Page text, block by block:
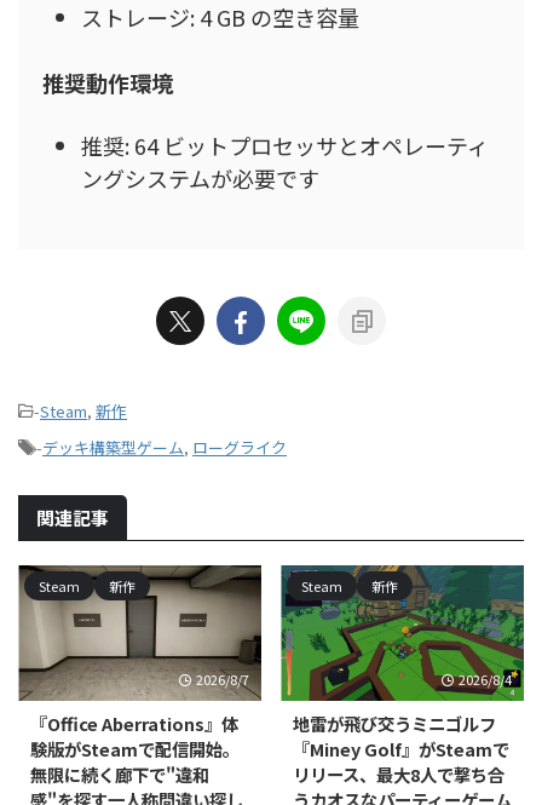
ストレージ: 4 GB の空き容量
推奨動作環境
推奨: 64 ビットプロセッサとオペレーティ
ングシステムが必要です
-Steam, 新作
-デッキ構築型ゲーム, ローグライク
関連記事
Steam 新作
2026/8/7
『Office Aberrations』体
験版がSteamで配信開始。
無限に続く廊下で"違和
Steam 新作
2026/8/4
地雷が飛び交うミニゴルフ
『Miney Golf』がSteamで
リリース、最大8人で撃ち合